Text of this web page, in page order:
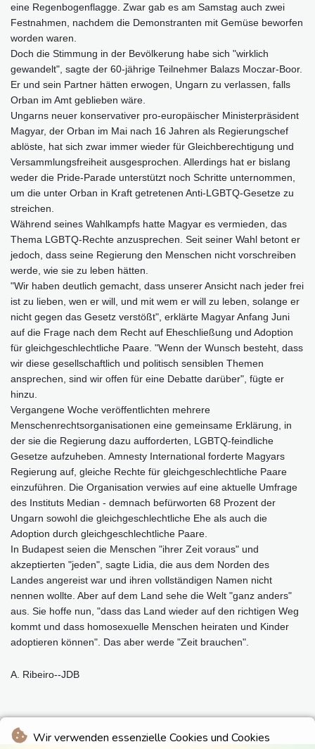
Wir verwenden essenzielle Cookies und Cookies
eine Regenbogenflagge. Zwar gab es am Samstag auch zwei
Festnahmen, nachdem die Demonstranten mit Gemüse beworfen
worden waren.
Doch die Stimmung in der Bevölkerung habe sich "wirklich
gewandelt", sagte der 60-jährige Teilnehmer Balazs Moczar-Boor.
Er und sein Partner hätten erwogen, Ungarn zu verlassen, falls
Orban im Amt geblieben wäre.
Ungarns neuer konservativer pro-europäischer Ministerpräsident
Magyar, der Orban im Mai nach 16 Jahren als Regierungschef
ablöste, hat sich zwar immer wieder für Gleichberechtigung und
Versammlungsfreiheit ausgesprochen. Allerdings hat er bislang
weder die Pride-Parade unterstützt noch Schritte unternommen,
um die unter Orban in Kraft getretenen Anti-LGBTQ-Gesetze zu
streichen.
Während seines Wahlkampfs hatte Magyar es vermieden, das
Thema LGBTQ-Rechte anzusprechen. Seit seiner Wahl betont er
jedoch, dass seine Regierung den Menschen nicht vorschreiben
werde, wie sie zu leben hätten.
"Wir haben deutlich gemacht, dass unserer Ansicht nach jeder frei
ist zu lieben, wen er will, und mit wem er will zu leben, solange er
nicht gegen das Gesetz verstößt", erklärte Magyar Anfang Juni
auf die Frage nach dem Recht auf Eheschließung und Adoption
für gleichgeschlechtliche Paare. "Wenn der Wunsch besteht, dass
wir diese gesellschaftlich und politisch sensiblen Themen
ansprechen, sind wir offen für eine Debatte darüber", fügte er
hinzu.
Vergangene Woche veröffentlichten mehrere
Menschenrechtsorganisationen eine gemeinsame Erklärung, in
der sie die Regierung dazu aufforderten, LGBTQ-feindliche
Gesetze aufzuheben. Amnesty International forderte Magyars
Regierung auf, gleiche Rechte für gleichgeschlechtliche Paare
einzuführen. Die Organisation verwies auf eine aktuelle Umfrage
des Instituts Median - demnach befürworten 68 Prozent der
Ungarn sowohl die gleichgeschlechtliche Ehe als auch die
Adoption durch gleichgeschlechtliche Paare.
In Budapest seien die Menschen "ihrer Zeit voraus" und
akzeptierten "jeden", sagte Lidia, die aus dem Norden des
Landes angereist war und ihren vollständigen Namen nicht
nennen wollte. Aber auf dem Land sehe die Welt "ganz anders"
aus. Sie hoffe nun, "dass das Land wieder auf den richtigen Weg
kommt und dass homosexuelle Menschen heiraten und Kinder
adoptieren können". Das aber werde "Zeit brauchen".
A. Ribeiro--JDB